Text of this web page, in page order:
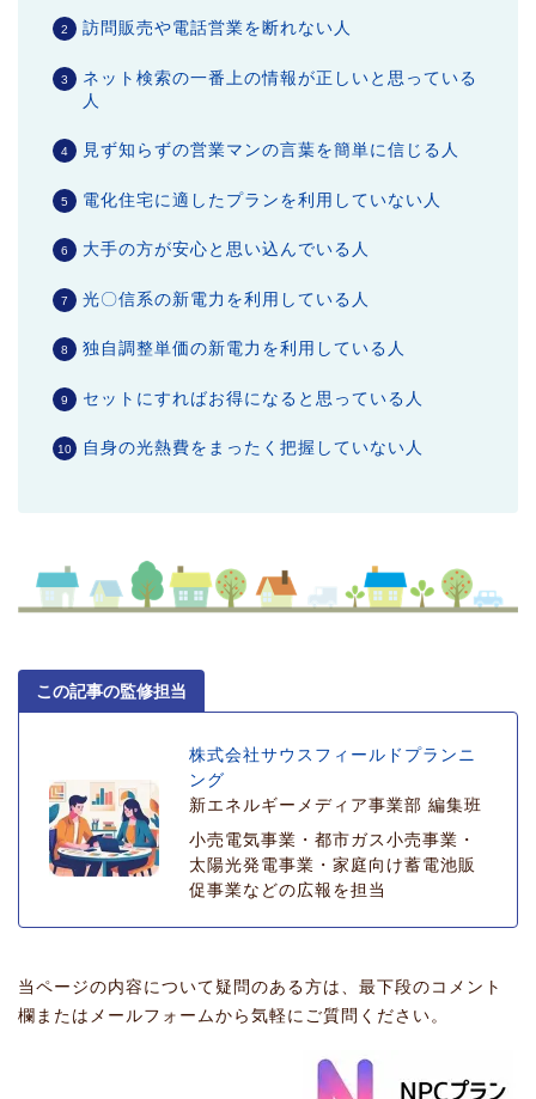
訪問販売や電話営業を断れない人
ネット検索の一番上の情報が正しいと思っている
人
見ず知らずの営業マンの言葉を簡単に信じる人
電化住宅に適したプランを利用していない人
大手の方が安心と思い込んでいる人
光〇信系の新電力を利用している人
独自調整単価の新電力を利用している人
セットにすればお得になると思っている人
自身の光熱費をまったく把握していない人
この記事の監修担当
株式会社サウスフィールドプランニ
ング
新エネルギーメディア事業部 編集班
小売電気事業・都市ガス小売事業・
太陽光発電事業・家庭向け蓄電池販
促事業などの広報を担当
当ページの内容について疑問のある方は、最下段のコメント
欄またはメールフォームから気軽にご質問ください。